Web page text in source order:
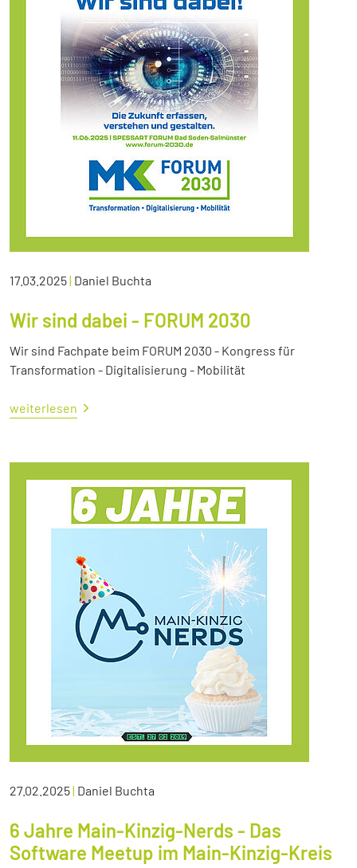
17.03.2025| Daniel Buchta
Wir sind dabei - FORUM 2030
Wir sind Fachpate beim FORUM 2030 - Kongress für
Transformation - Digitalisierung - Mobilität
weiterlesen
27.02.2025| Daniel Buchta
6 Jahre Main-Kinzig-Nerds - Das
Software Meetup im Main-Kinzig-Kreis